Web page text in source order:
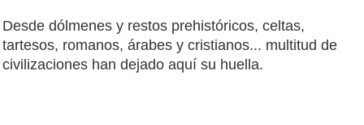
Desde dólmenes y restos prehistóricos, celtas,
tartesos, romanos, árabes y cristianos... multitud de
civilizaciones han dejado aquí su huella.